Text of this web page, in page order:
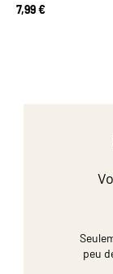
7,99 €
peu